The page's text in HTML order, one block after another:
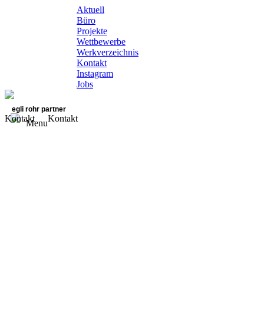
Aktuell
Büro
Projekte
Wettbewerbe
Werkverzeichnis
Kontakt
Instagram
Jobs
egli rohr partner
Menu
Kontakt Kontakt